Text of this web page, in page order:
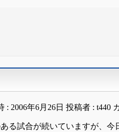
: 2006年6月26日 投稿者 : t440
る試合が続いていますが、